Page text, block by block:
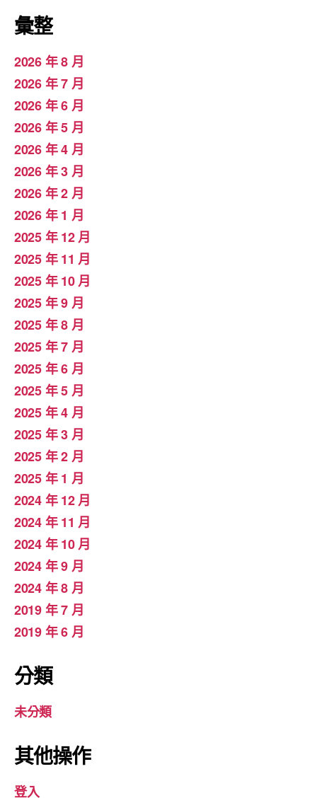
彙整
2026 年 8 月
2026 年 7 月
2026 年 6 月
2026 年 5 月
2026 年 4 月
2026 年 3 月
2026 年 2 月
2026 年 1 月
2025 年 12 月
2025 年 11 月
2025 年 10 月
2025 年 9 月
2025 年 8 月
2025 年 7 月
2025 年 6 月
2025 年 5 月
2025 年 4 月
2025 年 3 月
2025 年 2 月
2025 年 1 月
2024 年 12 月
2024 年 11 月
2024 年 10 月
2024 年 9 月
2024 年 8 月
2019 年 7 月
2019 年 6 月
分類
未分類
其他操作
登入